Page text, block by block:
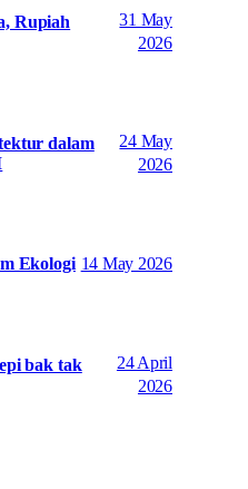
Rupiah
31 May
2026
dalam
24 May
2026
Ekologi 14 May 2026
bak tak
24 April
2026